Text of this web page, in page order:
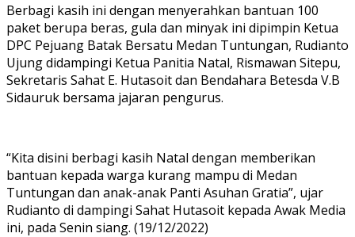
Berbagi kasih ini dengan menyerahkan bantuan 100
paket berupa beras, gula dan minyak ini dipimpin Ketua
DPC Pejuang Batak Bersatu Medan Tuntungan, Rudianto
Ujung didampingi Ketua Panitia Natal, Rismawan Sitepu,
Sekretaris Sahat E. Hutasoit dan Bendahara Betesda V.B
Sidauruk bersama jajaran pengurus.
“Kita disini berbagi kasih Natal dengan memberikan
bantuan kepada warga kurang mampu di Medan
Tuntungan dan anak-anak Panti Asuhan Gratia”, ujar
Rudianto di dampingi Sahat Hutasoit kepada Awak Media
ini, pada Senin siang. (19/12/2022)